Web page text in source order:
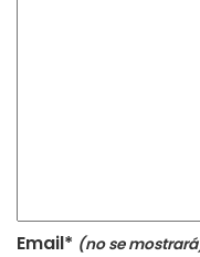
Email* (no se